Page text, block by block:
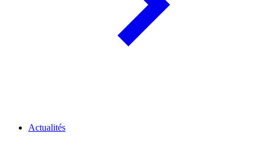
Actualités